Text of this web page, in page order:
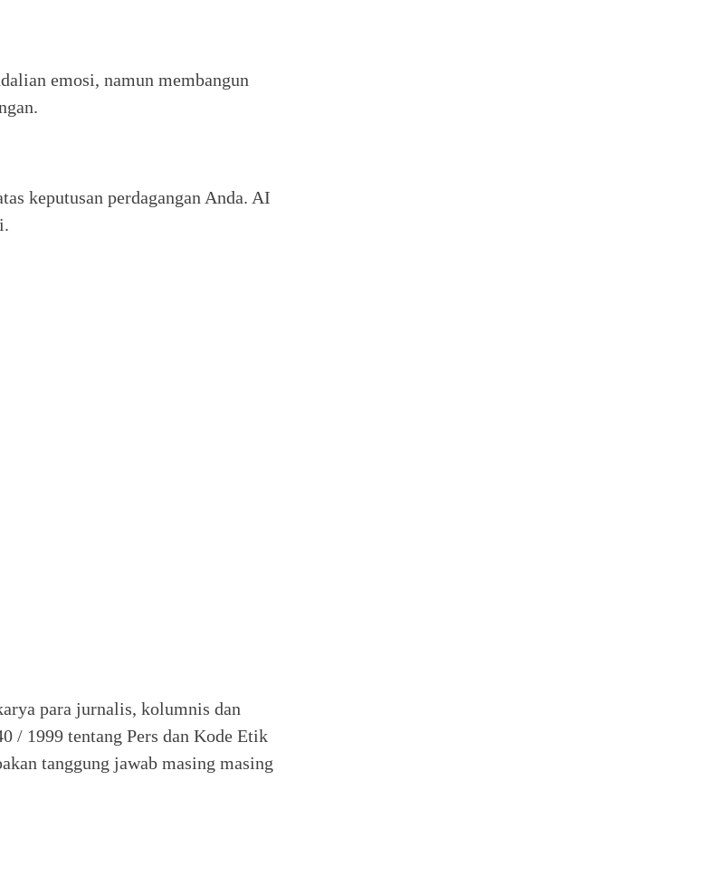
emosi, namun membangun
keputusan perdagangan Anda. AI
para jurnalis, kolumnis dan
/ 1999 tentang Pers dan Kode Etik
tanggung jawab masing masing